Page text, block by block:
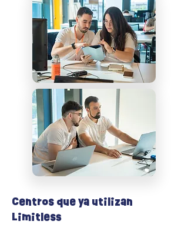
Centros que ya utilizan
Limitless